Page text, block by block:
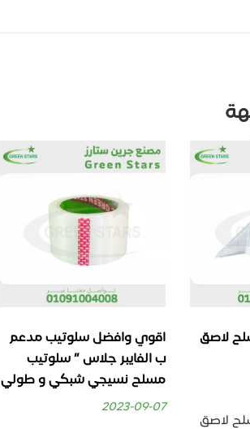
لاصق
لاصق
اقوي وافضل سلوتيب مدعم
ب الفايبر جلاس ” سلوتيب
مسلح نسيجي شبكي و طولي
2023-09-07